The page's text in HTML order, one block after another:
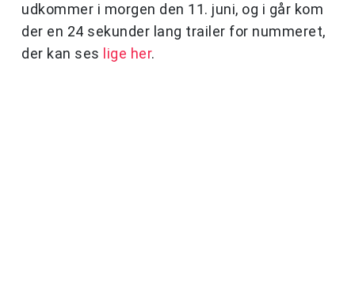
udkommer i morgen den 11. juni, og i går kom
der en 24 sekunder lang trailer for nummeret,
der kan ses lige her.